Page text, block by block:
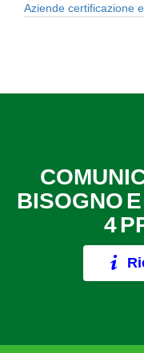
Aziende certificazione
BISOGNO
4